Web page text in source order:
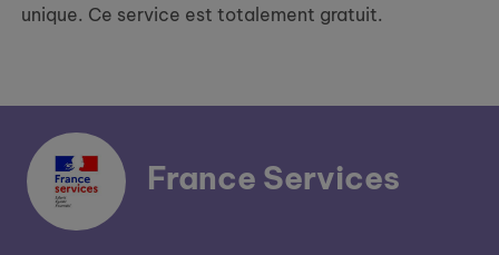
unique. Ce service est totalement gratuit.
France Services